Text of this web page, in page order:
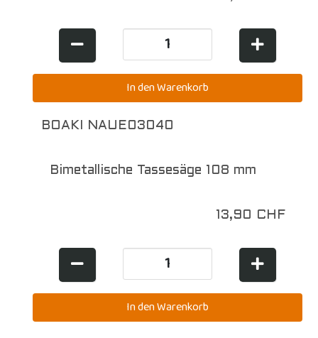
BOAKI NAUE03040
Bimetallische Tassesäge 108 mm
13,90 CHF